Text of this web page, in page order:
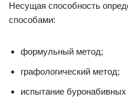
Несущая способность
способами:
формульный метод;
графологический метод;
испытание буронабивных